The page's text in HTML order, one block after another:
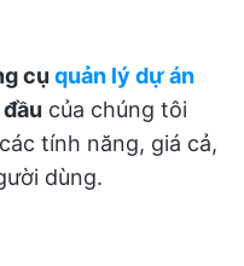
cụ quản lý dự án
của chúng tôi
tính năng, giá cả,
dùng.